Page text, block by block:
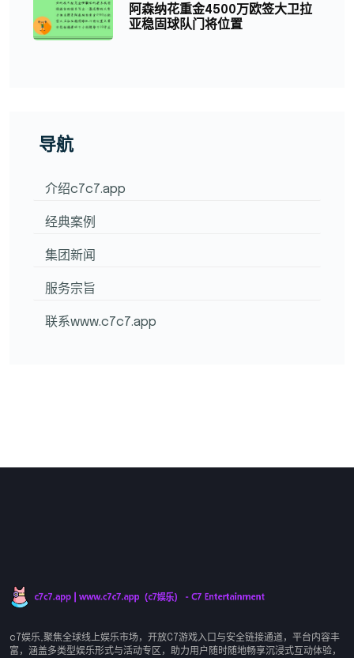
阿森纳花重金4500万欧签大卫拉
亚稳固球队门将位置
导航
介绍c7c7.app
经典案例
集团新闻
服务宗旨
联系www.c7c7.app
c7娱乐,聚焦全球线上娱乐市场，开放C7游戏入口与安全链接通道，平台内容丰
富，涵盖多类型娱乐形式与活动专区，助力用户随时随地畅享沉浸式互动体验，